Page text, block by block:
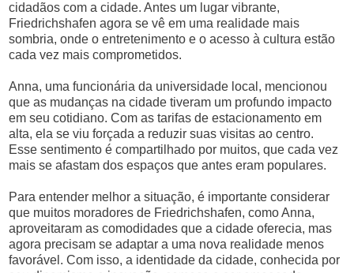
cidadãos com a cidade. Antes um lugar vibrante,
Friedrichshafen agora se vê em uma realidade mais
sombria, onde o entretenimento e o acesso à cultura estão
cada vez mais comprometidos.
Anna, uma funcionária da universidade local, mencionou
que as mudanças na cidade tiveram um profundo impacto
em seu cotidiano. Com as tarifas de estacionamento em
alta, ela se viu forçada a reduzir suas visitas ao centro.
Esse sentimento é compartilhado por muitos, que cada vez
mais se afastam dos espaços que antes eram populares.
Para entender melhor a situação, é importante considerar
que muitos moradores de Friedrichshafen, como Anna,
aproveitaram as comodidades que a cidade oferecia, mas
agora precisam se adaptar a uma nova realidade menos
favorável. Com isso, a identidade da cidade, conhecida por